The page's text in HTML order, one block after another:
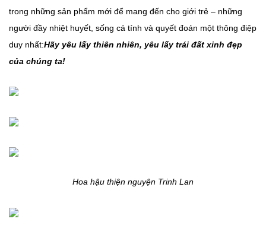
trong những sản phẩm mới để mang đến cho giới trẻ – những
người đầy nhiệt huyết, sống cá tính và quyết đoán một thông điệp
duy nhất:Hãy yêu lấy thiên nhiên, yêu lấy trái đất xinh đẹp
của chúng ta!
Hoa hậu thiện nguyện Trinh Lan